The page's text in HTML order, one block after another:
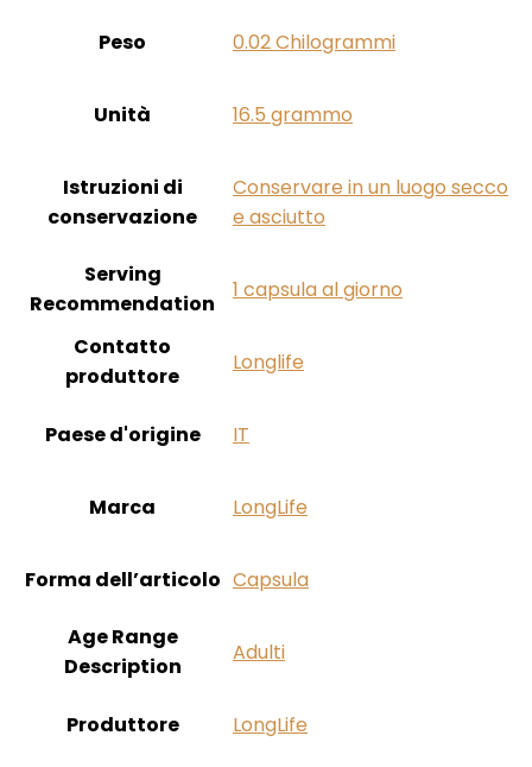
Peso ‎0.02 Chilogrammi
Unità ‎16.5 grammo
Istruzioni di
conservazione
‎Conservare in un luogo secco
e asciutto
Serving
Recommendation
‎1 capsula al giorno
Contatto
produttore
‎Longlife
Paese d'origine ‎IT
Marca ‎LongLife
Forma dell’articolo ‎Capsula
Age Range
Description
‎Adulti
Produttore ‎LongLife